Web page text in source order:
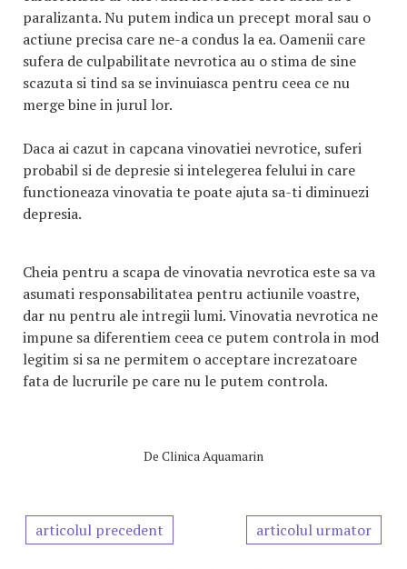
paralizanta. Nu putem indica un precept moral sau o
actiune precisa care ne-a condus la ea. Oamenii care
sufera de culpabilitate nevrotica au o stima de sine
scazuta si tind sa se invinuiasca pentru ceea ce nu
merge bine in jurul lor.
Daca ai cazut in capcana vinovatiei nevrotice, suferi
probabil si de depresie si intelegerea felului in care
functioneaza vinovatia te poate ajuta sa-ti diminuezi
depresia.
Cheia pentru a scapa de vinovatia nevrotica este sa va
asumati responsabilitatea pentru actiunile voastre,
dar nu pentru ale intregii lumi. Vinovatia nevrotica ne
impune sa diferentiem ceea ce putem controla in mod
legitim si sa ne permitem o acceptare increzatoare
fata de lucrurile pe care nu le putem controla.
De Clinica Aquamarin
articolul precedent articolul urmator